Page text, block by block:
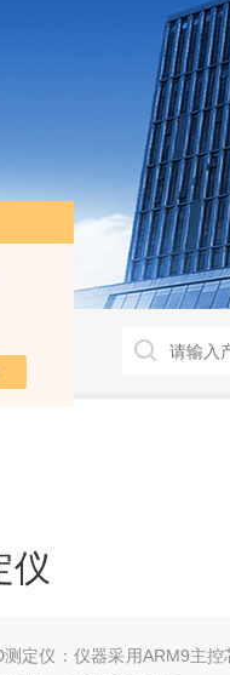
仪
定仪：仪器采用ARM9主